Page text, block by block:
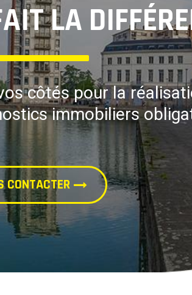
LA
côtés pour la
immobiliers
CONTACTER